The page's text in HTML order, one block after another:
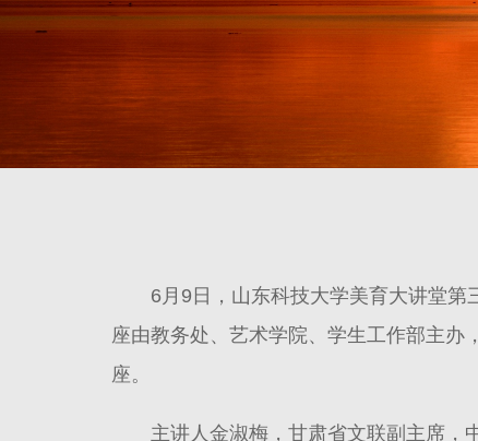
6月9日，山东科技大学美育大讲堂
座由教务处、艺术学院、学生工作部主办
座。
主讲人金淑梅，甘肃省文联副主席，